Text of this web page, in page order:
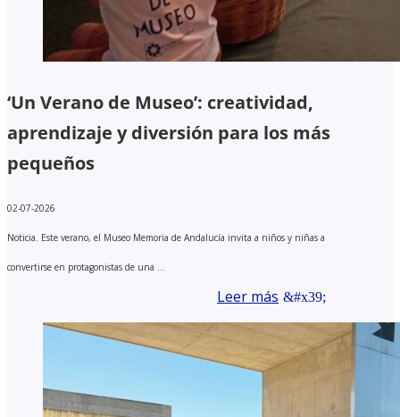
‘Un Verano de Museo’: creatividad,
aprendizaje y diversión para los más
pequeños
02-07-2026
Noticia. Este verano, el Museo Memoria de Andalucía invita a niños y niñas a
convertirse en protagonistas de una ...
Leer más